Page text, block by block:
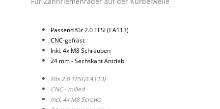
Passend für 2.0 TFSI (EA113)
CNC-gefräst
Inkl. 4x M8 Schrauben
24 mm - Sechskant Antrieb
Fits 2.0 TFSI (EA113)
CNC - milled
Incl. 4x M8 Screws